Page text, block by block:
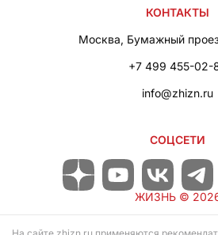
КОНТАКТЫ
Москва, Бумажный
+7 499 455-02-
info@zhizn.ru
СОЦСЕТИ
ЖИЗНЬ ©